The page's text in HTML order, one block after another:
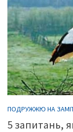
ПОДРУЖЖЮ НА
5 запитань,